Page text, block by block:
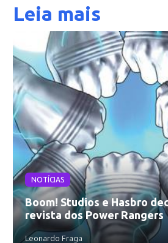
Leia mais
NOTÍCIAS
Boom! Studios e Hasbro
revista dos Power Rangers
Leonardo Fraga